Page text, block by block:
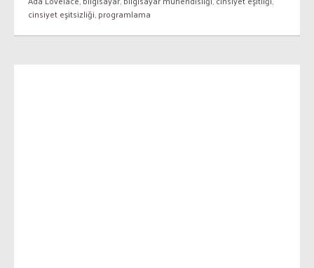
cinsiyet eşitsizliği,programlama